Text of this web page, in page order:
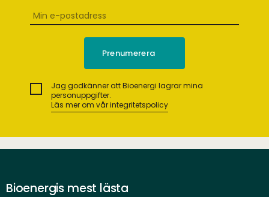
Jag godkänner att Bioenergi lagrar mina
personuppgifter.
Läs mer om vår integritetspolicy
Bioenergis mest lästa